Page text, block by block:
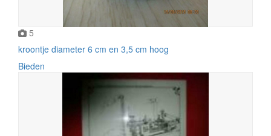
5
kroontje diameter 6 cm en 3,5 cm hoog
Bieden